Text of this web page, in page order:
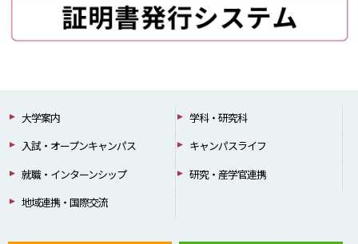
大学案内
学科・研究科
入試・オープンキャンパス
キャンパスライフ
就職・インターンシップ
研究・産学官連携
地域連携・国際交流